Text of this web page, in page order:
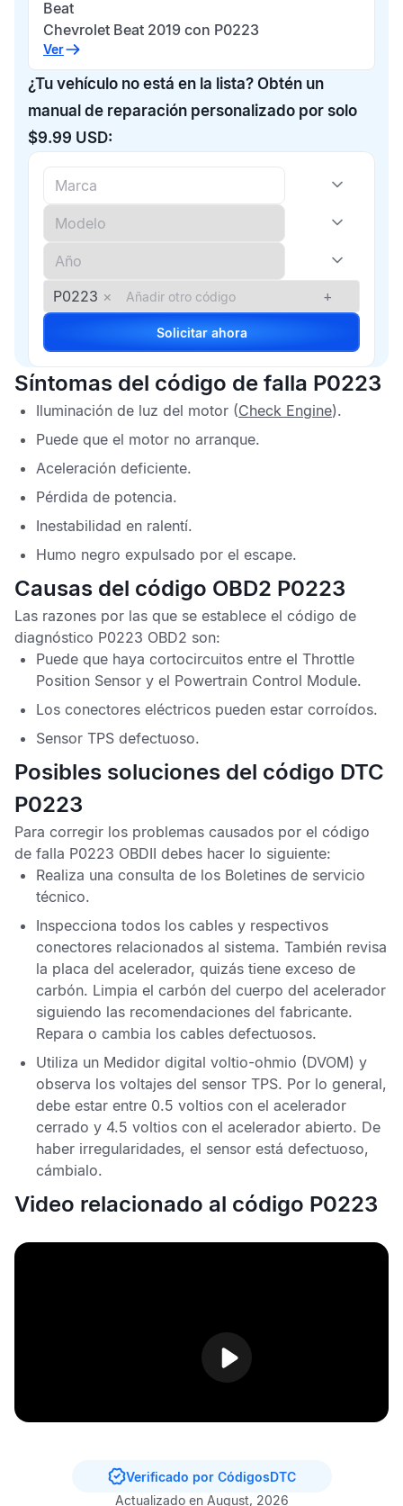
Beat
Chevrolet Beat 2019 con P0223
Ver
¿Tu vehículo no está en la lista? Obtén un
manual de reparación personalizado por solo
$9.99 USD:
P0223 × +
Solicitar ahora
Síntomas del código de falla P0223
Iluminación de luz del motor (Check Engine).
Puede que el motor no arranque.
Aceleración deficiente.
Pérdida de potencia.
Inestabilidad en ralentí.
Humo negro expulsado por el escape.
Causas del código OBD2 P0223
Las razones por las que se establece el código de
diagnóstico P0223 OBD2 son:
Puede que haya cortocircuitos entre el Throttle
Position Sensor y el Powertrain Control Module.
Los conectores eléctricos pueden estar corroídos.
Sensor TPS defectuoso.
Posibles soluciones del código DTC
P0223
Para corregir los problemas causados por el código
de falla P0223 OBDII debes hacer lo siguiente:
Realiza una consulta de los Boletines de servicio
técnico.
Inspecciona todos los cables y respectivos
conectores relacionados al sistema. También revisa
la placa del acelerador, quizás tiene exceso de
carbón. Limpia el carbón del cuerpo del acelerador
siguiendo las recomendaciones del fabricante.
Repara o cambia los cables defectuosos.
Utiliza un Medidor digital voltio-ohmio (DVOM) y
observa los voltajes del sensor TPS. Por lo general,
debe estar entre 0.5 voltios con el acelerador
cerrado y 4.5 voltios con el acelerador abierto. De
haber irregularidades, el sensor está defectuoso,
cámbialo.
Video relacionado al código P0223
Verificado por CódigosDTC
Actualizado en August, 2026